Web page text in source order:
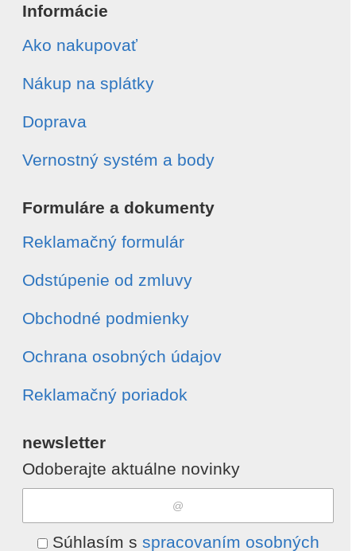
Informácie
Ako nakupovať
Nákup na splátky
Doprava
Vernostný systém a body
Formuláre a dokumenty
Reklamačný formulár
Odstúpenie od zmluvy
Obchodné podmienky
Ochrana osobných údajov
Reklamačný poriadok
newsletter
Odoberajte aktuálne novinky
Súhlasím s spracovaním osobných